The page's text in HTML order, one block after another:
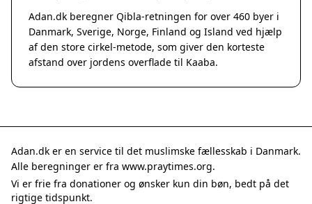
Mariager
Odder
Purhus
Rønde
Tranbjerg
Trustrup
Billund
Adan.dk beregner Qibla-retningen for over 460 byer i
Danmark, Sverige, Norge, Finland og Island ved hjælp
af den store cirkel-metode, som giver den korteste
afstand over jordens overflade til Kaaba.
Adan.dk er en service til det muslimske fællesskab i Danmark.
Alle beregninger er fra www.praytimes.org.
Vi er frie fra donationer og ønsker kun din bøn, bedt på det
rigtige tidspunkt.